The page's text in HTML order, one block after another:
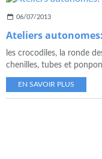
06/07/2013
Ateliers
les crocodiles, la ronde
chenilles, tubes et
EN SAVOIR PLUS